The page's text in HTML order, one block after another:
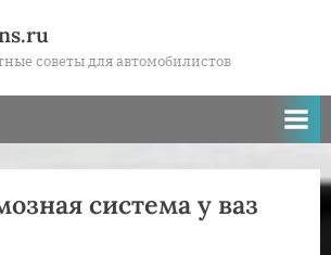
советы для автомобилистов
система у ваз